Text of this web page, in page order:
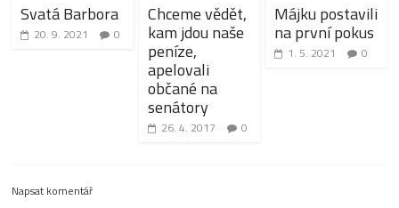
Svatá Barbora
20. 9. 2021 0
Chceme vědět,
kam jdou naše
peníze,
apelovali
občané na
senátory
26. 4. 2017 0
Májku postavili
na první pokus
1. 5. 2021 0
Napsat komentář